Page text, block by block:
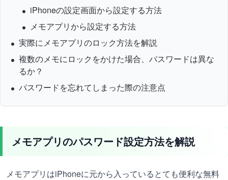
iPhoneの設定画面から設定する方法
メモアプリから設定する方法
実際にメモアプリのロック方法を解説
複数のメモにロックをかけた場合、パスワードは異な
るか？
パスワードを忘れてしまった際の注意点
メモアプリのパスワード設定方法を解説
メモアプリはiPhoneに元から入っているとても便利な無料